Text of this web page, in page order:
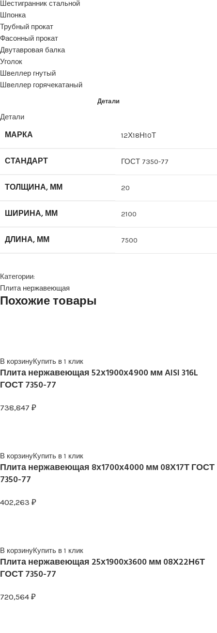
Шестигранник стальной
Шпонка
Трубный прокат
Фасонный прокат
Двутавровая балка
Уголок
Швеллер гнутый
Швеллер горячекатаный
Детали
Детали
МАРКА 12Х18Н10Т
СТАНДАРТ ГОСТ 7350-77
ТОЛЩИНА, ММ 20
ШИРИНА, ММ 2100
ДЛИНА, ММ 7500
Категории:
Плита нержавеющая
Похожие товары
В корзинуКупить в 1 клик
Плита нержавеющая 52х1900х4900 мм AISI 316L
ГОСТ 7350-77
738,847 ₽
В корзинуКупить в 1 клик
Плита нержавеющая 8х1700х4000 мм 08Х17Т ГОСТ
7350-77
402,263 ₽
В корзинуКупить в 1 клик
Плита нержавеющая 25х1900х3600 мм 08Х22Н6Т
ГОСТ 7350-77
720,564 ₽